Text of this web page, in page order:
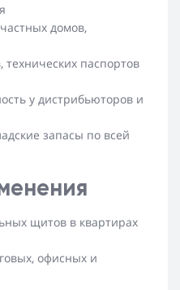
домов,
паспортов
у дистрибьюторов и
запасы по всей
щитов в квартирах
офисных и